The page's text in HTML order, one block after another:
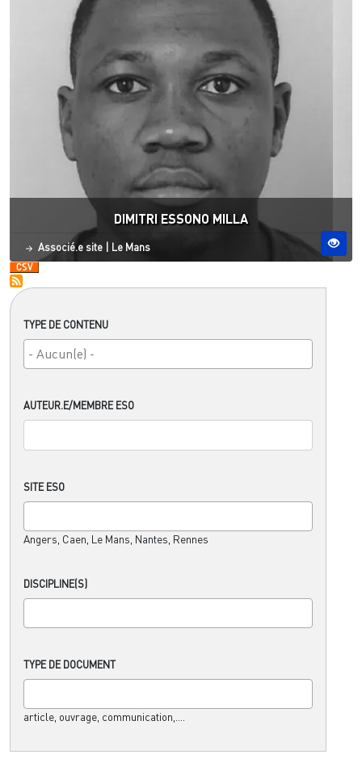
TYPE DE CONTENU
AUTEUR.E/MEMBRE ESO
SITE ESO
Angers, Caen, Le Mans, Nantes, Rennes
DISCIPLINE(S)
TYPE DE DOCUMENT
article, ouvrage, communication,....
DIMITRI ESSONO MILLA
Statut
Associé.e site Site ESO
Le Mans